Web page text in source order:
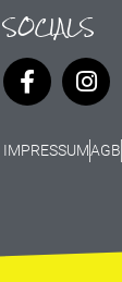
SOCIALS
IMPRESSUMAGB